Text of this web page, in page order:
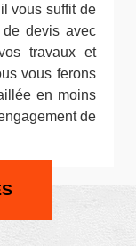
vous suffit de
devis avec
travaux et
vous ferons
en moins
de